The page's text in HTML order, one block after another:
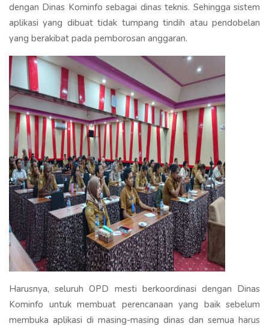
dengan Dinas Kominfo sebagai dinas teknis. Sehingga sistem
aplikasi yang dibuat tidak tumpang tindih atau pendobelan
yang berakibat pada pemborosan anggaran.
Harusnya, seluruh OPD mesti berkoordinasi dengan Dinas
Kominfo untuk membuat perencanaan yang baik sebelum
membuka aplikasi di masing-masing dinas dan semua harus